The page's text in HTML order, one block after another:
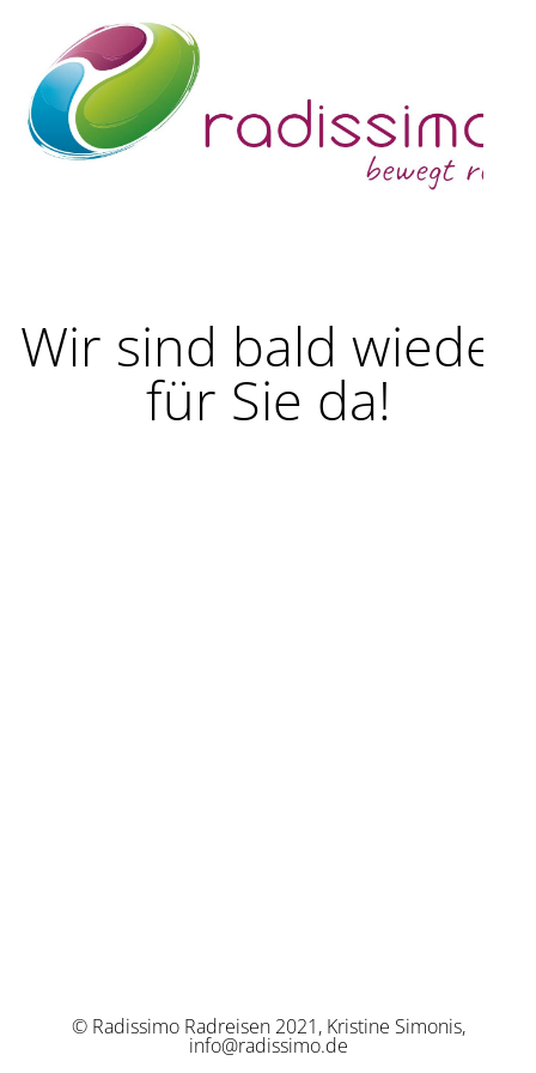
Wir sind bald wieder
für Sie da!
© Radissimo Radreisen 2021, Kristine Simonis,
info@radissimo.de